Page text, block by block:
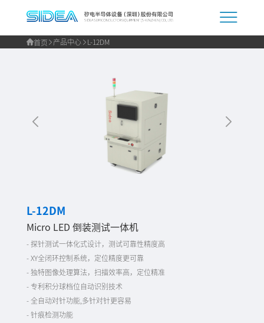
首页 产品中心 L-12DM
L-12DM
Micro LED 倒装测试一体机
- 探针测试一体化式设计，测试可靠性精度高
- XY全闭环控制系统，定位精度更可靠
- 独特图像处理算法，扫描效率高，定位精准
- 专利积分球档位自动识别技术
- 全自动对针功能,多针对针更容易
- 针痕检测功能